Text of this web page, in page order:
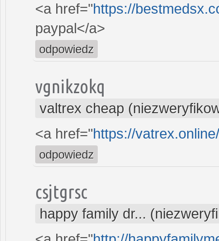
<a href="https://
paypal</a>
odpowiedz
vgnikzokq
valtrex cheap
<a href="https://
odpowiedz
csjtgrsc
happy family dr...